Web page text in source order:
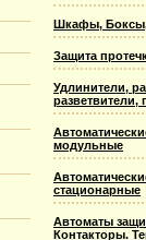
Шкафы, Боксы,
Защита
Удлинители,
разветвители,
модульные
стационарные
Автоматы
Контакторы.